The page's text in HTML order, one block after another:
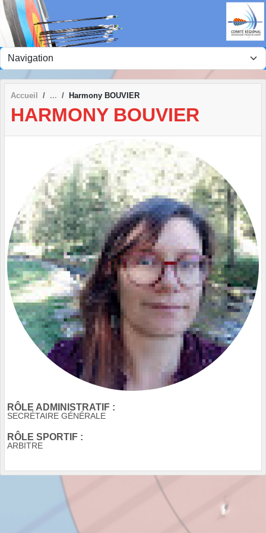
Accueil Harmony BOUVIER
HARMONY BOUVIER
RÔLE ADMINISTRATIF :
SECRÉTAIRE GÉNÉRALE
RÔLE SPORTIF :
ARBITRE
Panneau de gestion des cookies